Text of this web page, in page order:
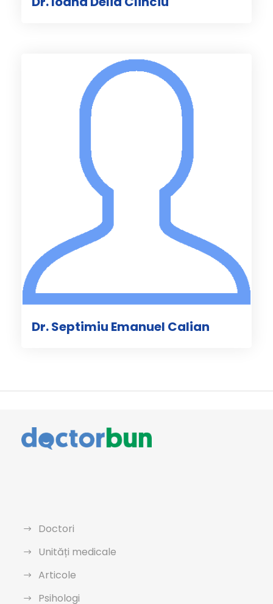
Dr. Septimiu Emanuel Calian
Doctori
Unități medicale
Articole
Psihologi